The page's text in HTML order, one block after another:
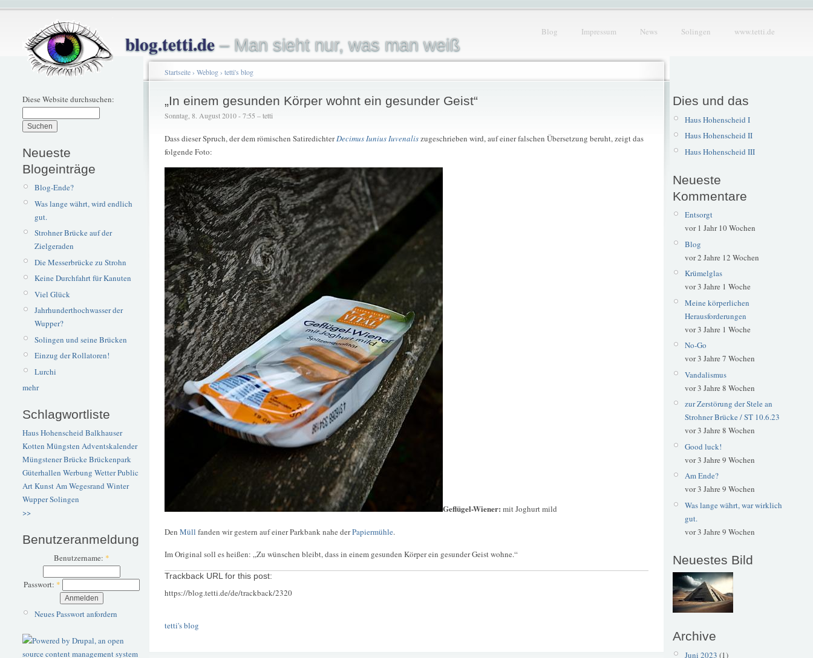
blog.tetti.de– Man sieht nur, was man weiß
Blog Impressum News Solingen www.tetti.de
Diese Website durchsuchen:
Neueste
Blogeinträge
Blog-Ende?
Was lange währt, wird endlich
gut.
Strohner Brücke auf der
Zielgeraden
Die Messerbrücke zu Strohn
Keine Durchfahrt für Kanuten
Viel Glück
Jahrhunderthochwasser der
Wupper?
Solingen und seine Brücken
Einzug der Rollatoren!
Lurchi
mehr
Schlagwortliste
Haus Hohenscheid Balkhauser
Kotten Müngsten Adventskalender
Müngstener BrückeBrückenpark
Güterhallen Werbung WetterPublic
ArtKunstAm Wegesrand Winter
WupperSolingen
>>
Benutzeranmeldung
Benutzername: *
Passwort: *
Neues Passwort anfordern
Startseite› Weblog› tetti's blog
„In einem gesunden Körper wohnt ein gesunder Geist“
Sonntag, 8. August 2010 - 7:55 – tetti
Dass dieser Spruch, der dem römischen SatiredichterDecimus Iunius Iuvenaliszugeschrieben wird, auf einer falschen Übersetzung beruht, zeigt das
folgende Foto:
Geflügel-Wiener: mit Joghurt mild
Den Müll fanden wir gestern auf einer Parkbank nahe derPapiermühle.
Im Original soll es heißen: „Zu wünschen bleibt, dass in einem gesunden Körper ein gesunder Geist wohne.“
Trackback URL for this post:
https://blog.tetti.de/de/trackback/2320
tetti's blog
Dies und das
Haus Hohenscheid I
Haus Hohenscheid II
Haus Hohenscheid III
Neueste
Kommentare
Entsorgt
vor 1 Jahr 10 Wochen
Blog
vor 2 Jahre 12 Wochen
Krümelglas
vor 3 Jahre 1 Woche
Meine körperlichen
Herausforderungen
vor 3 Jahre 1 Woche
No-Go
vor 3 Jahre 7 Wochen
Vandalismus
vor 3 Jahre 8 Wochen
zur Zerstörung der Stele an
Strohner Brücke / ST 10.6.23
vor 3 Jahre 8 Wochen
Good luck!
vor 3 Jahre 9 Wochen
Am Ende?
vor 3 Jahre 9 Wochen
Was lange währt, war wirklich
gut.
vor 3 Jahre 9 Wochen
Neuestes Bild
Archive
Juni 2023 (1)